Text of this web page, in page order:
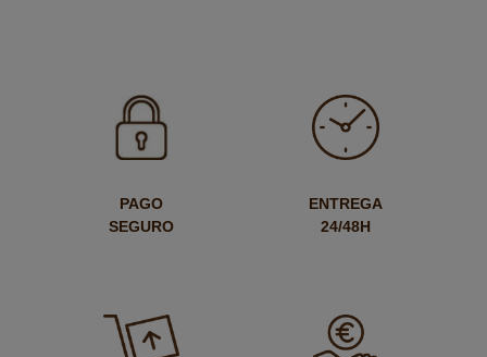
PAGO
SEGURO
ENTREGA
24/48H